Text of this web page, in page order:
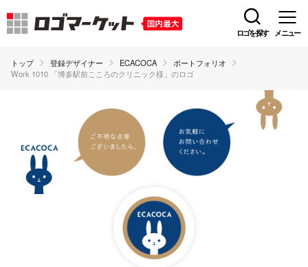
ロゴを探す メニュー
トップ 登録デザイナー ECACOCA
ポートフォリオ
Work 1010 「博多駅前こころのクリニック様」のロゴ